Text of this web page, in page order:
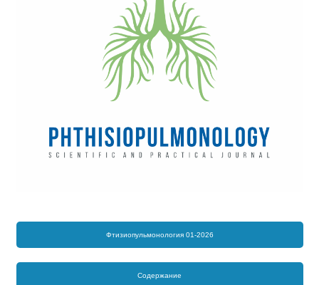
Фтизиопульмонология 01-2026
Содержание